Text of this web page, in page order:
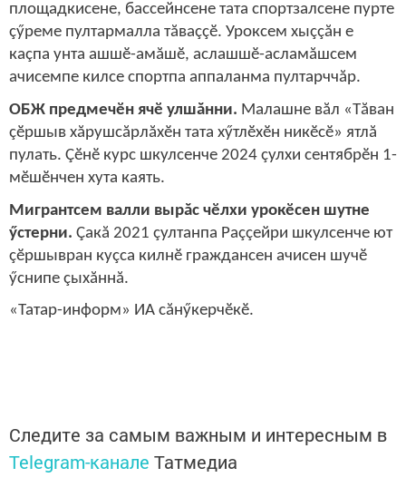
площадкисене, бассейнсене тата спортзалсене пурте
çӳреме пултармалла тăваççӗ. Уроксем хыççăн е
каçпа унта ашшӗ-амăшӗ, аслашшӗ-асламăшсем
ачисемпе килсе спортпа аппаланма пултарччăр.
ОБЖ предмечӗн ячӗ улшăнни. Малашне вăл «Тăван
çӗршыв хăрушсăрлăхӗн тата хӳтлӗхӗн никӗсӗ» ятлă
пулать. Çӗнӗ курс шкулсенче 2024 çулхи сентябрӗн 1-
мӗшӗнчен хута каять.
Мигрантсем валли вырăс чӗлхи урокӗсен шутне
ӳстерни. Çакă 2021 çултанпа Раççейри шкулсенче ют
çӗршывран куçса килнӗ граждансен ачисен шучӗ
ӳснипе çыхăннă.
«Татар-информ» ИА сăнӳкерчӗкӗ.
Следите за самым важным и интересным в
Telegram-канале Татмедиа